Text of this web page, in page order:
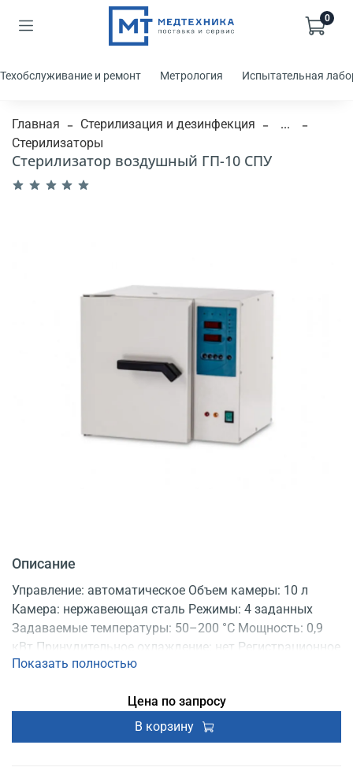
0
Техобслуживание и ремонт Метрология Испытательная
Главная Стерилизация и дезинфекция
...
Стерилизаторы
Стерилизатор воздушный ГП-10 СПУ
Описание
Управление: автоматическое Объем камеры: 10 л
Камера: нержавеющая сталь Режимы: 4 заданных
Задаваемые температуры: 50–200 °C Мощность: 0,9
кВт Принудительное охлаждение: нет Регистрационное
удостоверение
Показать полностью
Цена по запросу
В корзину